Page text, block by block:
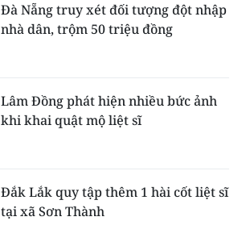
Đà Nẵng truy xét đối tượng đột nhập
nhà dân, trộm 50 triệu đồng
Lâm Đồng phát hiện nhiều bức ảnh
khi khai quật mộ liệt sĩ
Đắk Lắk quy tập thêm 1 hài cốt liệt sĩ
tại xã Sơn Thành